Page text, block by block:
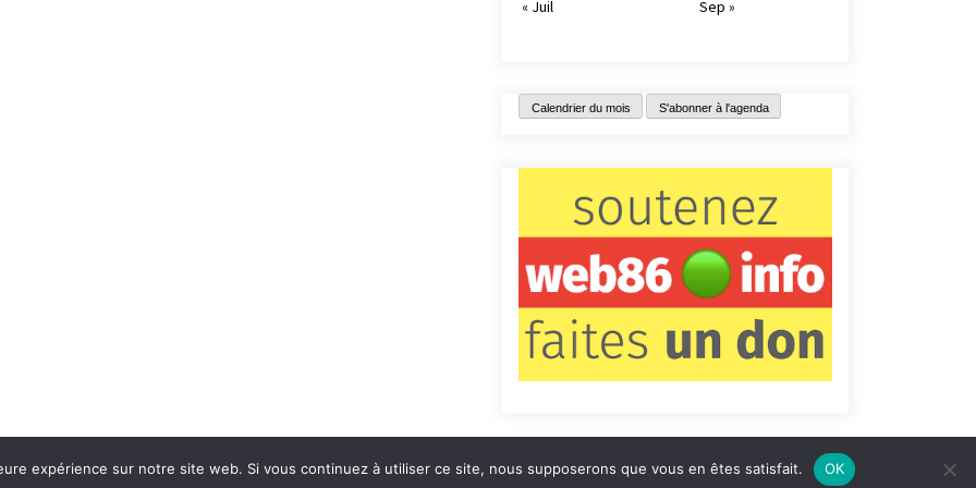
« Juil
Sep »
Calendrier du mois S'abonner à l'agenda
Contact Qui sommes-nous ? Informations légales
expérience sur notre site web. Si vous continuez à utiliser ce site, nous supposerons que vous en êtes satisfait. OK